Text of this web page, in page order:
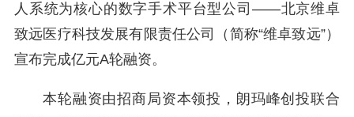
人系统为核心的数字手术平台型公司——北京维卓
致远医疗科技发展有限责任公司（简称“维卓致远”）
宣布完成亿元A轮融资。
本轮融资由招商局资本领投，朗玛峰创投联合